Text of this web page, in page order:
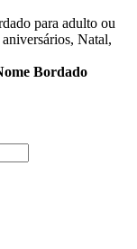
Bordado